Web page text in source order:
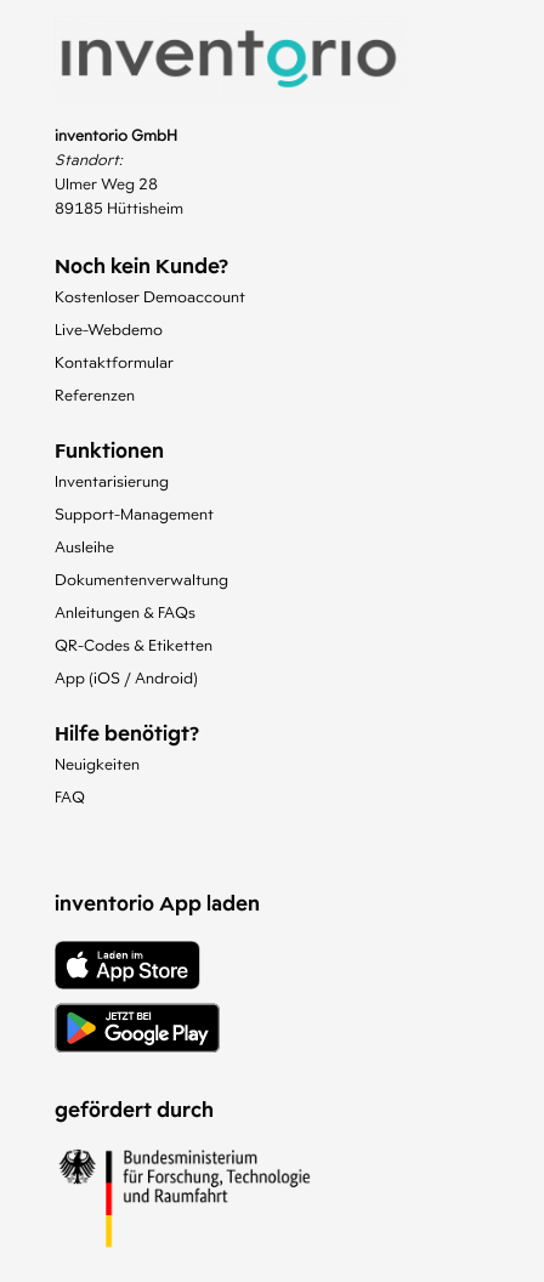
inventorio GmbH
Standort:
Ulmer Weg 28
89185 Hüttisheim
Noch kein Kunde?
Kostenloser Demoaccount
Live-Webdemo
Kontaktformular
Referenzen
Funktionen
Inventarisierung
Support-Management
Ausleihe
Dokumentenverwaltung
Anleitungen & FAQs
QR-Codes & Etiketten
App (iOS / Android)
Hilfe benötigt?
Neuigkeiten
FAQ
inventorio App laden
gefördert durch